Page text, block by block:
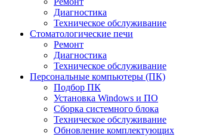
Диагностика
Техническое обслуживание
Стоматологические печи
Ремонт
Диагностика
Техническое обслуживание
Персональные компьютеры (ПК)
Подбор ПК
Установка Windows и ПО
Сборка системного блока
Техническое обслуживание
Обновление комплектующих